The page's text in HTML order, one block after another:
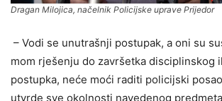
Dragan Milojica, načelnik Policijske uprave Prijedor
– Vodi se unutrašnji postupak, a oni su
mom rješenju do završetka disciplinskog
postupka, neće moći raditi policijski
utvrde sve okolnosti navedenog